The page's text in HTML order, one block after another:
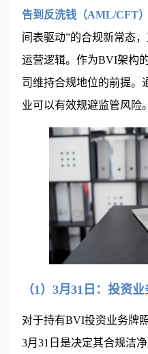
告到反洗钱（AML/CFT
间表驱动”的合规新常态
运营逻辑。作为BVI架构
司维持合规地位的前提。
业可以有效规避监管风险。
（1）3月31日：投资
对于持有BVI投资业务牌
3月31日是决定其合规洁